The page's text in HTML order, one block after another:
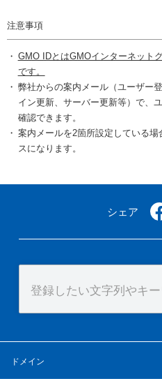
注意事項
GMO IDとはGMOインターネット
です。
弊社からの案内メール（ユーザー
イン更新、サーバー更新等）で、
確認できます。
案内メールを2箇所設定している
スになります。
シェア
ドメイン